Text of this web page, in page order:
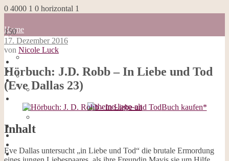
0 4000 1 0 horizontal 1
Home
Blog
about me
Impressum
Datenschutzerklärung
Cookies
Galerie
Opal-Abos
Strickblogs
Hörbücher
150
Home
Blog
about me
100 Dinge
Datenschutzerklärung
Galerie
Opal-Abos
Hörbücher
17. Dezember 2016
von Nicole Luck
Hörbuch: J.D. Robb – In Liebe und Tod
(Eve Dallas 23)
Buch kaufen*
Inhalt
Eve Dallas untersucht „in Liebe und Tod“ die brutale Ermordung